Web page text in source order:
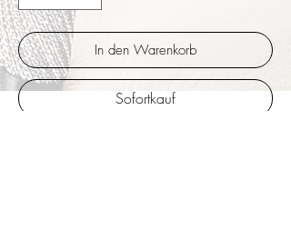
In den Warenkorb
Sofortkauf